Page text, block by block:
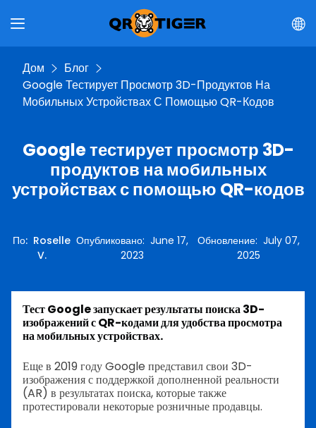
Дом
Блог
Google Тестирует Просмотр 3D-Продуктов На
Мобильных Устройствах С Помощью QR-Кодов
Google тестирует просмотр 3D-
продуктов на мобильных
устройствах с помощью QR-кодов
По: Roselle
V.
Опубликовано:June 17,
2023
Обновление:July 07,
2025
Тест Google запускает результаты поиска 3D-
изображений с QR-кодами для удобства просмотра
на мобильных устройствах.
Еще в 2019 году Google представил свои 3D-
изображения с поддержкой дополненной реальности
(AR) в результатах поиска, которые также
протестировали некоторые розничные продавцы.